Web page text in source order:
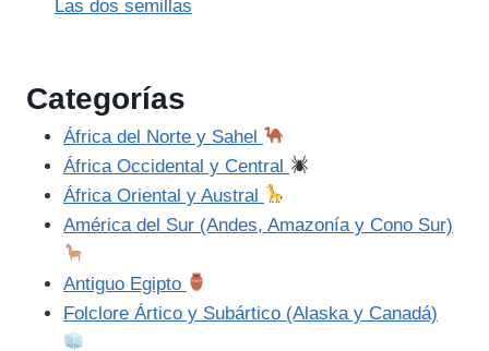
Las dos semillas
Categorías
África del Norte y Sahel
África Occidental y Central
África Oriental y Austral
América del Sur (Andes, Amazonía y Cono Sur)
Antiguo Egipto
Folclore Ártico y Subártico (Alaska y Canadá)